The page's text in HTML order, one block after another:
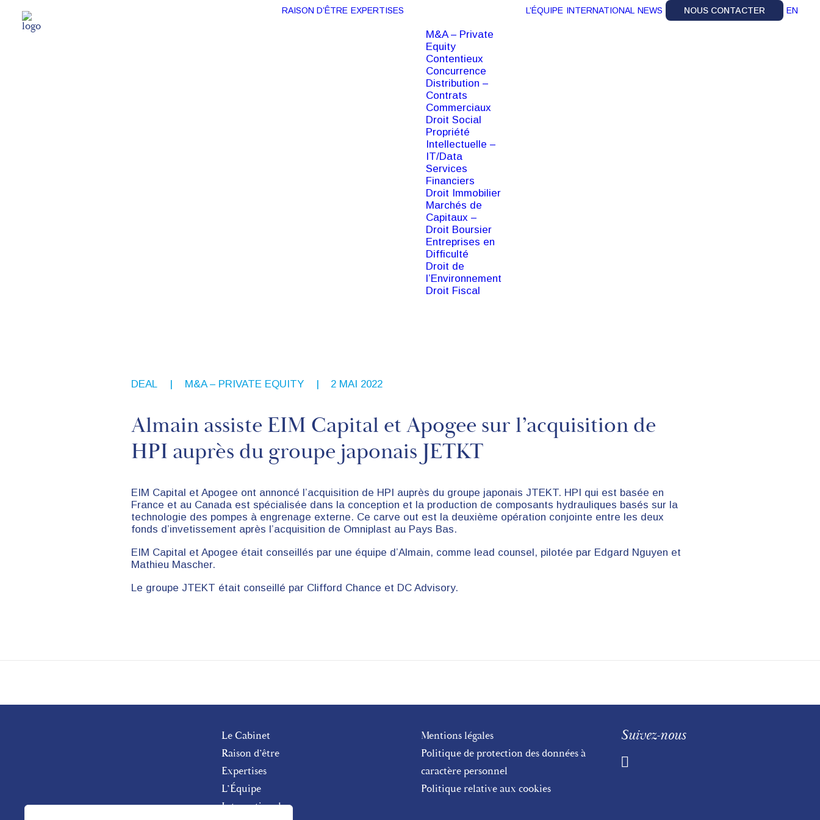
RAISON D’ÊTRE EXPERTISES
M&A – Private
Equity
Contentieux
Concurrence
Distribution –
Contrats
Commerciaux
Droit Social
Propriété
Intellectuelle –
IT/Data
Services
Financiers
Droit Immobilier
Marchés de
Capitaux –
Droit Boursier
Entreprises en
Difficulté
Droit de
l’Environnement
Droit Fiscal
L’ÉQUIPE INTERNATIONAL NEWS NOUS CONTACTER EN
DEAL M&A – PRIVATE EQUITY | 2 MAI 2022
Almain assiste EIM Capital et Apogee sur l’acquisition de
HPI auprès du groupe japonais JETKT
EIM Capital et Apogee ont annoncé l’acquisition de HPI auprès du groupe japonais JTEKT. HPI qui est basée en
France et au Canada est spécialisée dans la conception et la production de composants hydrauliques basés sur la
technologie des pompes à engrenage externe. Ce carve out est la deuxième opération conjointe entre les deux
fonds d’invetissement après l’acquisition de Omniplast au Pays Bas.
EIM Capital et Apogee était conseillés par une équipe d’Almain, comme lead counsel, pilotée par Edgard Nguyen et
Mathieu Mascher.
Le groupe JTEKT était conseillé par Clifford Chance et DC Advisory.
Le Cabinet
Raison d’être
Expertises
L’Équipe
International
Mentions légales
Politique de protection des données à
caractère personnel
Politique relative aux cookies
Suivez-nous